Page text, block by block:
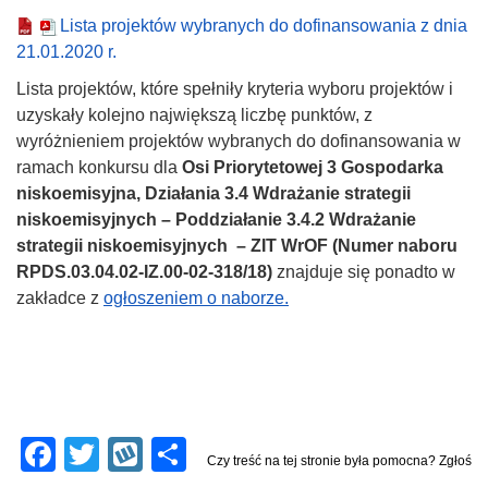
Lista projektów wybranych do dofinansowania z dnia
21.01.2020 r.
Lista projektów, które spełniły kryteria wyboru projektów i
uzyskały kolejno największą liczbę punktów, z
wyróżnieniem projektów wybranych do dofinansowania w
ramach konkursu dla Osi Priorytetowej 3 Gospodarka
niskoemisyjna, Działania 3.4 Wdrażanie strategii
niskoemisyjnych – Poddziałanie 3.4.2 Wdrażanie
strategii niskoemisyjnych – ZIT WrOF (Numer naboru
RPDS.03.04.02-IZ.00-02-318/18) znajduje się ponadto w
zakładce z ogłoszeniem o naborze.
F
T
W
SCzy treść na tej stronie była pomocna? Zgłoś